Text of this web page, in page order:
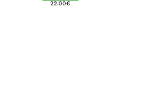
22.00€